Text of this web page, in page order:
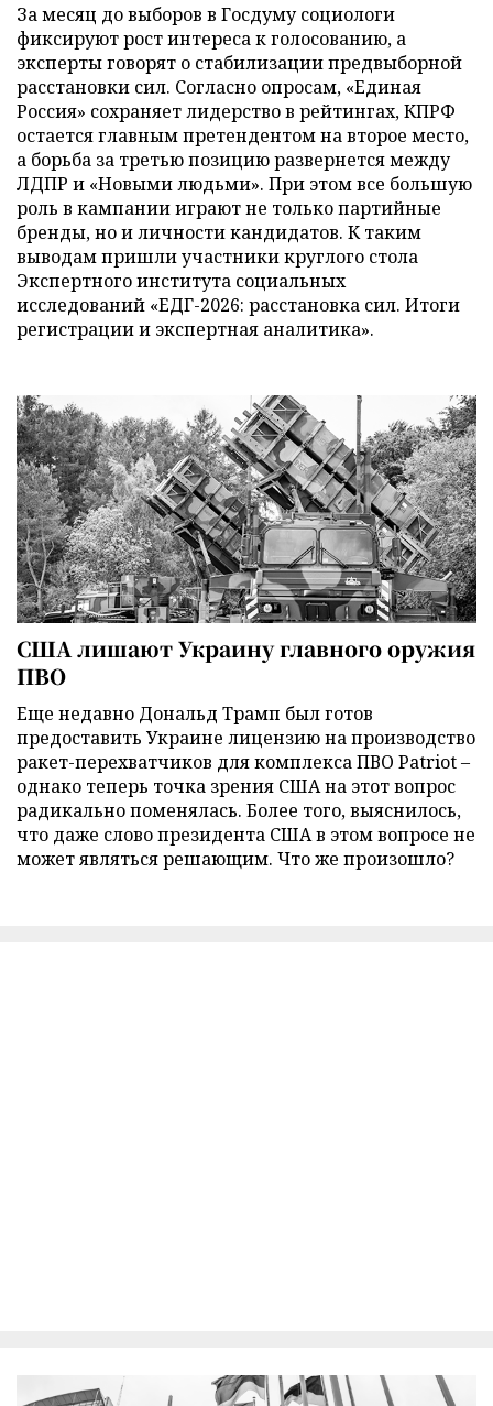
За месяц до выборов в Госдуму социологи
фиксируют рост интереса к голосованию, а
эксперты говорят о стабилизации предвыборной
расстановки сил. Согласно опросам, «Единая
Россия» сохраняет лидерство в рейтингах, КПРФ
остается главным претендентом на второе место,
а борьба за третью позицию развернется между
ЛДПР и «Новыми людьми». При этом все большую
роль в кампании играют не только партийные
бренды, но и личности кандидатов. К таким
выводам пришли участники круглого стола
Экспертного института социальных
исследований «ЕДГ-2026: расстановка сил. Итоги
регистрации и экспертная аналитика».
США лишают Украину главного оружия
ПВО
Еще недавно Дональд Трамп был готов
предоставить Украине лицензию на производство
ракет-перехватчиков для комплекса ПВО Patriot –
однако теперь точка зрения США на этот вопрос
радикально поменялась. Более того, выяснилось,
что даже слово президента США в этом вопросе не
может являться решающим. Что же произошло?